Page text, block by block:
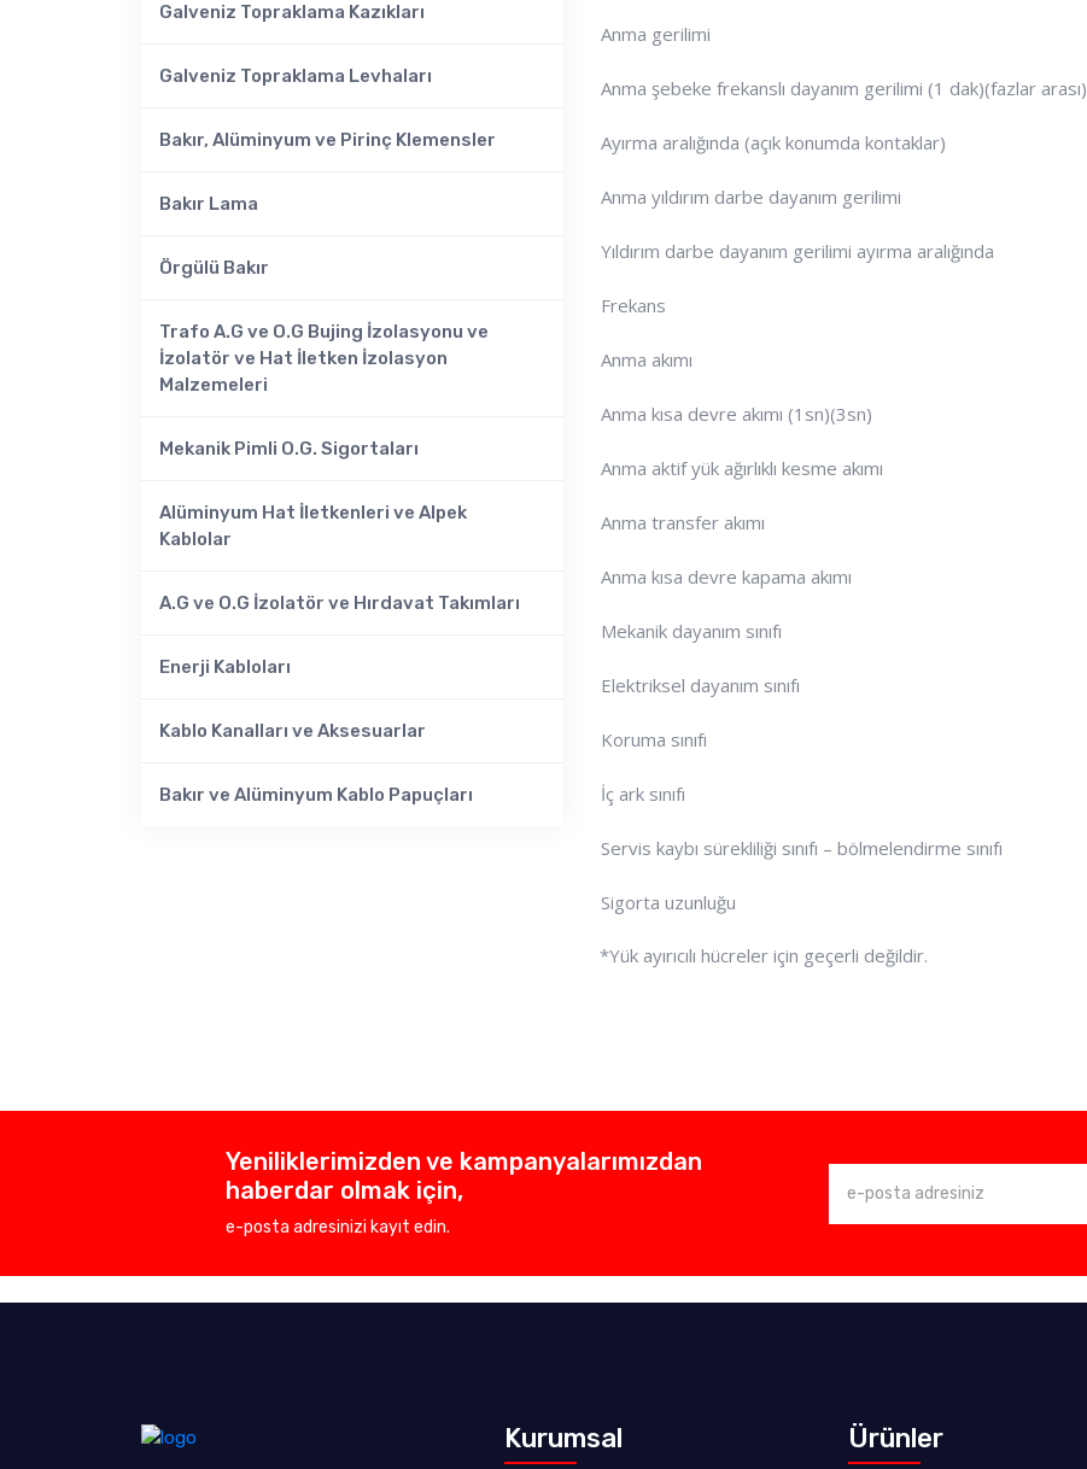
Galveniz Topraklama Kazıkları
Galveniz Topraklama Levhaları
Bakır, Alüminyum ve Pirinç Klemensler
Bakır Lama
Örgülü Bakır
Trafo A.G ve O.G Bujing İzolasyonu ve
İzolatör ve Hat İletken İzolasyon
Malzemeleri
Mekanik Pimli O.G. Sigortaları
Alüminyum Hat İletkenleri ve Alpek
Kablolar
A.G ve O.G İzolatör ve Hırdavat Takımları
Enerji Kabloları
Kablo Kanalları ve Aksesuarlar
Bakır ve Alüminyum Kablo Papuçları
Anma gerilimi
Anma şebeke frekanslı dayanım gerilimi (1 dak)(fazlar arası)
Ayırma aralığında (açık konumda kontaklar)
Anma yıldırım darbe dayanım gerilimi
Yıldırım darbe dayanım gerilimi ayırma aralığında
Frekans
Anma akımı
Anma kısa devre akımı (1sn)(3sn)
Anma aktif yük ağırlıklı kesme akımı
Anma transfer akımı
Anma kısa devre kapama akımı
Mekanik dayanım sınıfı
Elektriksel dayanım sınıfı
Koruma sınıfı
İç ark sınıfı
Servis kaybı sürekliliği sınıfı – bölmelendirme sınıfı
Sigorta uzunluğu
*Yük ayırıcılı hücreler için geçerli değildir.
Yeniliklerimizden ve kampanyalarımızdan
haberdar olmak için,
e-posta adresinizi kayıt edin.
Kurumsal Ürünler